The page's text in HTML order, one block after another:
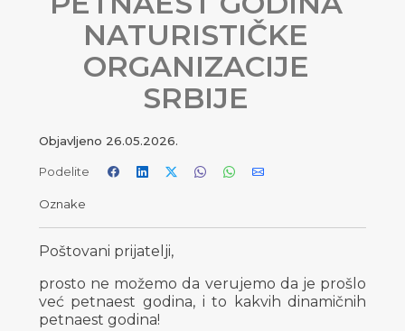
NATURISTIČKE
ORGANIZACIJE
SRBIJE
Objavljeno 26.05.2026.
Podelite
Oznake
Poštovani prijatelji,
prosto ne možemo da verujemo da je prošlo
već petnaest godina, i to kakvih dinamičnih
petnaest godina!